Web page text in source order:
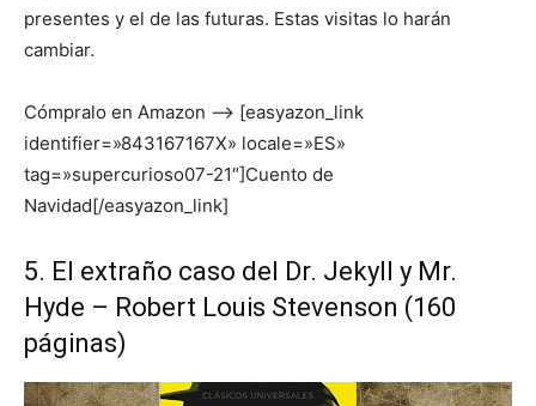
presentes y el de las futuras. Estas visitas lo harán
cambiar.
Cómpralo en Amazon –> [easyazon_link
identifier=»843167167X» locale=»ES»
tag=»supercurioso07-21″]Cuento de
Navidad[/easyazon_link]
5. El extraño caso del Dr. Jekyll y Mr.
Hyde – Robert Louis Stevenson (160
páginas)